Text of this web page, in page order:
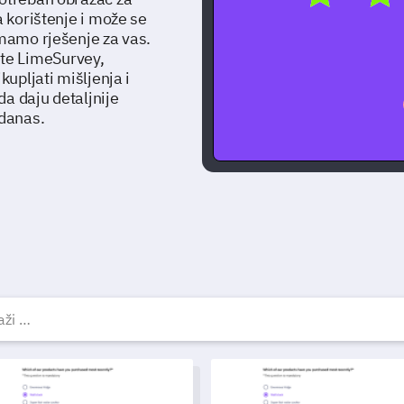
korištenje i može se
rješenje za vas.
LimeSurvey,
mišljenja i
daju detaljnije
anketni predlošci,
za popis stvari. Predložak obrasca za